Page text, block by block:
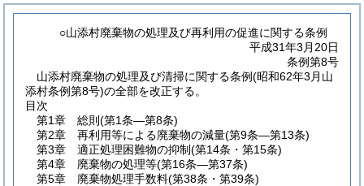
○山添村廃棄物の処理及び再利用の促進に関する条例
平成31年3月20日
条例第8号
山添村廃棄物の処理及び清掃に関する条例(昭和62年3月山
添村条例第8号)の全部を改正する。
目次
第1章
総則 (第1条―第8条)
第2章
再利用等による廃棄物の減量(第9条―第13条)
第3章
適正処理困難物の抑制(第14条・第15条)
第4章
廃棄物の処理等(第16条―第37条)
第5章
廃棄物処理手数料(第38条・第39条)